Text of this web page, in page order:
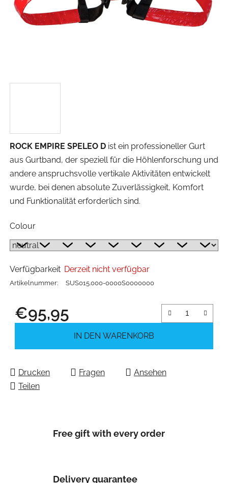
ROCK EMPIRE SPELEO Dist ein professioneller Gurt
aus Gurtband, der speziell für die Höhlenforschung und
andere anspruchsvolle vertikale Aktivitäten entwickelt
wurde, bei denen absolute Zuverlässigkeit, Komfort
und Funktionalität erforderlich sind.
Colour
Verfügbarkeit Derzeit nicht verfügbar
Artikelnummer: SUS015.000-0000S0000000
€95,95
IN DEN WARENKORB
Drucken Fragen
Ansehen
Teilen
Free gift with every order
Delivery guarantee